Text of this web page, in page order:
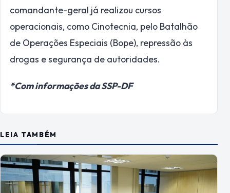
comandante-geral já realizou cursos
operacionais, como Cinotecnia, pelo Batalhão
de Operações Especiais (Bope), repressão às
drogas e segurança de autoridades.
*Com informações da SSP-DF
LEIA TAMBÉM